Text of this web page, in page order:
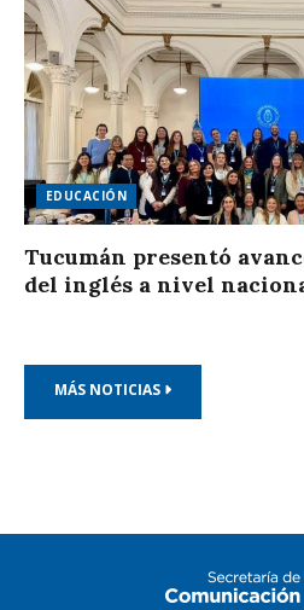
EDUCACIÓN
Tucumán presentó
del inglés a nivel
MÁS NOTICIAS